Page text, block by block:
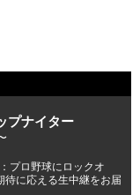
プナイター
プロ野球にロックオ
待に応える生中継をお届